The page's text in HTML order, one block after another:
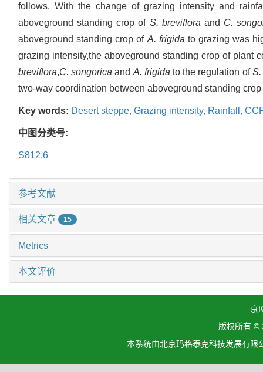
follows. With the change of grazing intensity and
aboveground standing crop of S. breviflora and C.
aboveground standing crop of A. frigida to grazing was
grazing intensity,the aboveground standing crop of plant
breviflora,C. songorica and A. frigida to the regulation ofS.
two-way coordination between aboveground standing
Key words: Desert steppe, Grazing intensity, Rainfall,
中图分类号:
S812.6
参考文献
相关文章 15
Metrics
本文评价
京
版权所有 ©
本系统由北京玛格泰克科技发展有